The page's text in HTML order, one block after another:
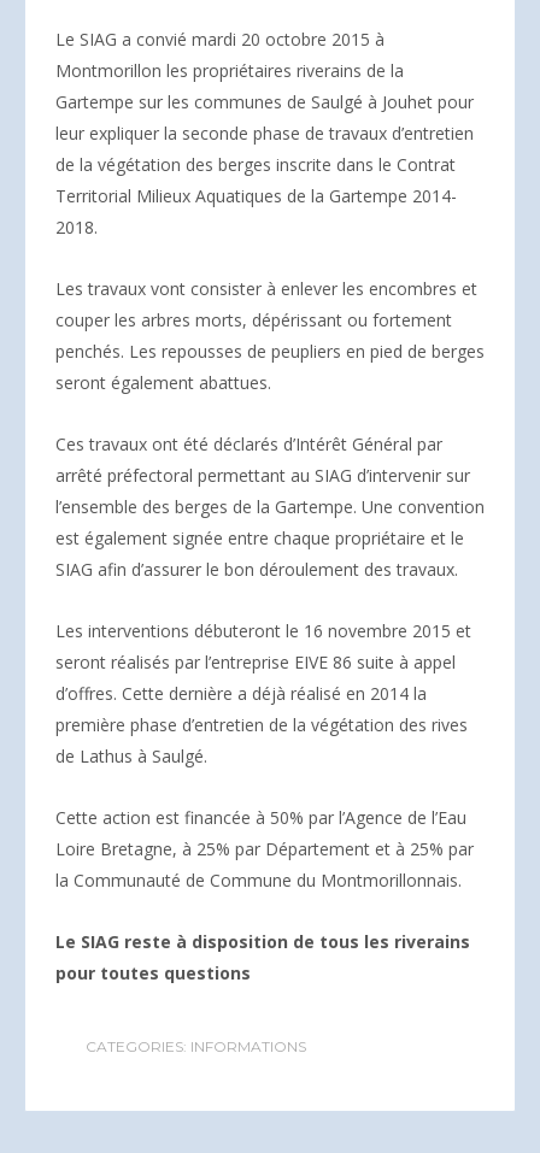
Le SIAG a convié mardi 20 octobre 2015 à
Montmorillon les propriétaires riverains de la
Gartempe sur les communes de Saulgé à Jouhet pour
leur expliquer la seconde phase de travaux d’entretien
de la végétation des berges inscrite dans le Contrat
Territorial Milieux Aquatiques de la Gartempe 2014-
2018.
Les travaux vont consister à enlever les encombres et
couper les arbres morts, dépérissant ou fortement
penchés. Les repousses de peupliers en pied de berges
seront également abattues.
Ces travaux ont été déclarés d’Intérêt Général par
arrêté préfectoral permettant au SIAG d’intervenir sur
l’ensemble des berges de la Gartempe. Une convention
est également signée entre chaque propriétaire et le
SIAG afin d’assurer le bon déroulement des travaux.
Les interventions débuteront le 16 novembre 2015 et
seront réalisés par l’entreprise EIVE 86 suite à appel
d’offres. Cette dernière a déjà réalisé en 2014 la
première phase d’entretien de la végétation des rives
de Lathus à Saulgé.
Cette action est financée à 50% par l’Agence de l’Eau
Loire Bretagne, à 25% par Département et à 25% par
la Communauté de Commune du Montmorillonnais.
Le SIAG reste à disposition de tous les riverains
pour toutes questions
CATEGORIES: INFORMATIONS